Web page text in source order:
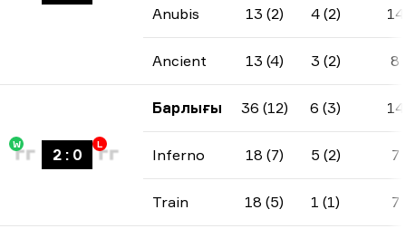
Anubis 13 (2) 4 (2) 14
Ancient 13 (4) 3 (2) 8
W
2: 0
L
Барлығы 36 (12) 6 (3) 14
Inferno 18 (7) 5 (2) 7
Train 18 (5) 1 (1) 7